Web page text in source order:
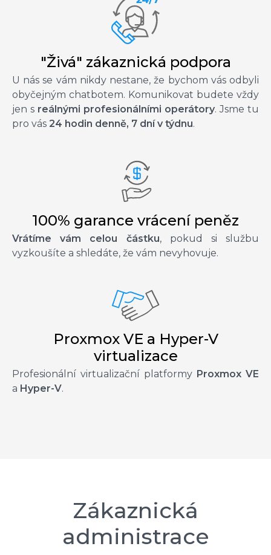
"Živá" zákaznická podpora
U nás se vám nikdy nestane, že bychom vás odbyli
obyčejným chatbotem. Komunikovat budete vždy
jen s reálnými profesionálními operátory. Jsme tu
pro vás 24 hodin denně, 7 dní v týdnu.
100% garance vrácení peněz
Vrátíme vám celou částku, pokud si službu
vyzkoušíte a shledáte, že vám nevyhovuje.
Proxmox VE a Hyper-V
virtualizace
Profesionální virtualizační platformy Proxmox VE
a Hyper-V.
Zákaznická
administrace